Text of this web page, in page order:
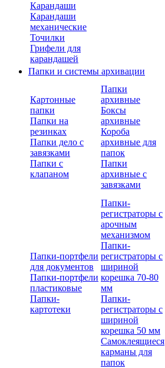
Карандаши
Карандаши
механические
Точилки
Грифели для
карандашей
Папки и системы архивации
Картонные
папки
Папки на
резинках
Папки дело с
завязками
Папки с
клапаном
Папки
архивные
Боксы
архивные
Короба
архивные для
папок
Папки
архивные с
завязками
Папки-портфели
для документов
Папки-портфели
пластиковые
Папки-
картотеки
Папки-
регистраторы с
арочным
механизмом
Папки-
регистраторы с
шириной
корешка 70-80
мм
Папки-
регистраторы с
шириной
корешка 50 мм
Самоклеящиеся
карманы для
папок